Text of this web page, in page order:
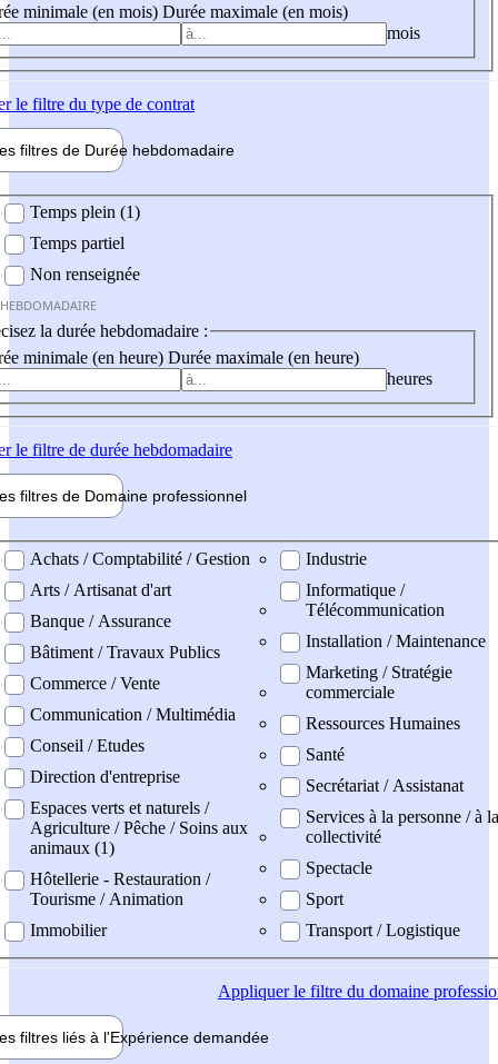
minimale (en mois) Durée maximale (en mois)
mois
le filtre du type de contrat
filtres de Durée hebdomadaire
Temps plein (1)
Temps partiel
Non renseignée
la durée hebdomadaire :
minimale (en heure) Durée maximale (en heure)
heures
le filtre de durée hebdomadaire
filtres de Domaine professionnel
professionel
Achats / Comptabilité / Gestion
Arts / Artisanat d'art
Banque / Assurance
Bâtiment / Travaux Publics
Commerce / Vente
Communication / Multimédia
Conseil / Etudes
Direction d'entreprise
Espaces verts et naturels /
Agriculture / Pêche / Soins aux
animaux (1)
Hôtellerie - Restauration /
Tourisme / Animation
Immobilier
Industrie
Informatique /
Télécommunication
Installation / Maintenance
Marketing / Stratégie
commerciale
Ressources Humaines
Santé
Secrétariat / Assistanat
Services à la personne / à la
collectivité
Spectacle
Sport
Transport / Logistique
Appliquerle filtre du domaine
filtres liés à l'Expérience demandée